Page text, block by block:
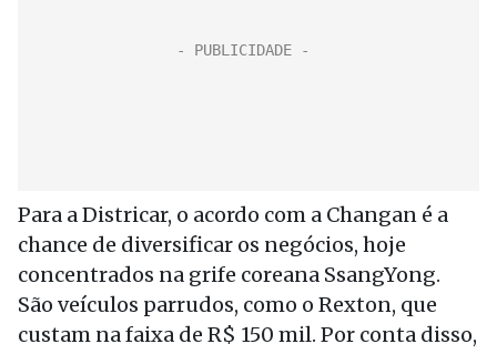
Para a Districar, o acordo com a Changan é a
chance de diversificar os negócios, hoje
concentrados na grife coreana SsangYong.
São veículos parrudos, como o Rexton, que
custam na faixa de R$ 150 mil. Por conta disso,